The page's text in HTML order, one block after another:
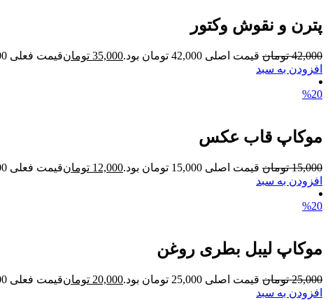
پترن و نقوش وکتور
42,000 تومان قیمت اصلی 42,000 تومان بود. 35,000 تومانقیمت فعلی 35,000 تومان است.
افزودن به سبد
%20
موکاپ قاب عکس
15,000 تومان قیمت اصلی 15,000 تومان بود. 12,000 تومانقیمت فعلی 12,000 تومان است.
افزودن به سبد
%20
موکاپ لیبل بطری روغن
25,000 تومان قیمت اصلی 25,000 تومان بود. 20,000 تومانقیمت فعلی 20,000 تومان است.
افزودن به سبد